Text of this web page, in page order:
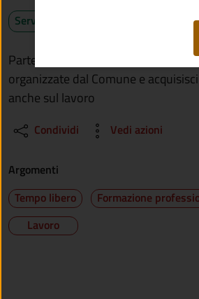
Servizio attivo
Partecipa alle attività di formazione
organizzate dal Comune e
anche sul lavoro
Condividi Vedi azioni
Argomenti
Tempo libero
Formazione
Lavoro